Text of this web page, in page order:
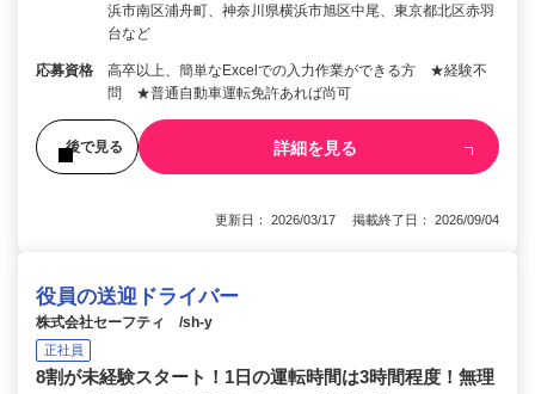
浜市南区浦舟町、神奈川県横浜市旭区中尾、東京都北区赤羽
台など
応募資格
高卒以上、簡単なExcelでの入力作業ができる方 ★経験不
問 ★普通自動車運転免許あれば尚可
後で見る 詳細を見る
更新日： 2026/03/17 掲載終了日： 2026/09/04
役員の送迎ドライバー
株式会社セーフティ /sh-y
正社員
8割が未経験スタート！1日の運転時間は3時間程度！無理